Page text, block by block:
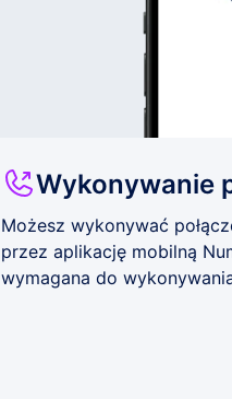
Wykonywanie
Możesz wykonywać
przez aplikację mobilną
wymagana do